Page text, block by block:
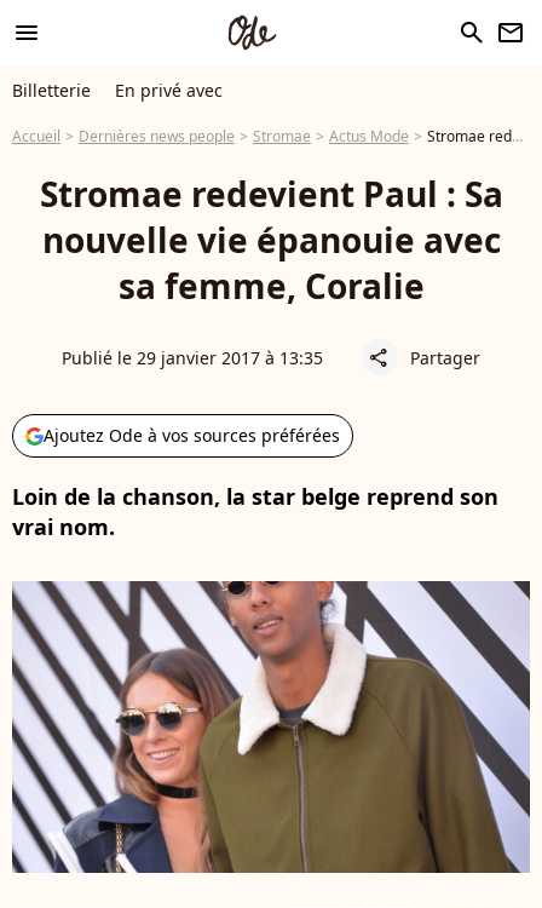
menu search newsletter
Billetterie En privé avec
Accueil Dernières news people Stromae Actus Mode Stromae redevient Paul : Sa nouvelle vie épanouie avec sa femme, Coralie
Stromae redevient Paul : Sa
nouvelle vie épanouie avec
sa femme, Coralie
Publié le 29 janvier 2017 à 13:35 share Partager
Ajoutez Ode à vos sources préférées
Loin de la chanson, la star belge reprend son
vrai nom.